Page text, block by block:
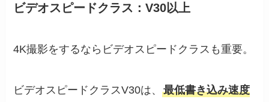
ビデオスピードクラス：V30以上
4K撮影をするならビデオスピードクラスも重要。
ビデオスピードクラスV30は、最低書き込み速度